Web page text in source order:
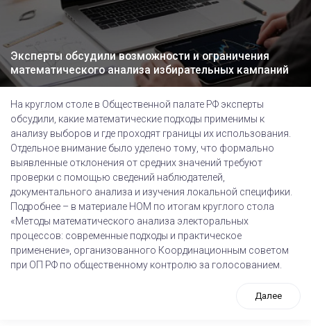
Эксперты обсудили возможности и ограничения
математического анализа избирательных кампаний
На круглом столе в Общественной палате РФ эксперты
обсудили, какие математические подходы применимы к
анализу выборов и где проходят границы их использования.
Отдельное внимание было уделено тому, что формально
выявленные отклонения от средних значений требуют
проверки с помощью сведений наблюдателей,
документального анализа и изучения локальной специфики.
Подробнее – в материале НОМ по итогам круглого стола
«Методы математического анализа электоральных
процессов: современные подходы и практическое
применение», организованного Координационным советом
при ОП РФ по общественному контролю за голосованием.
Далее